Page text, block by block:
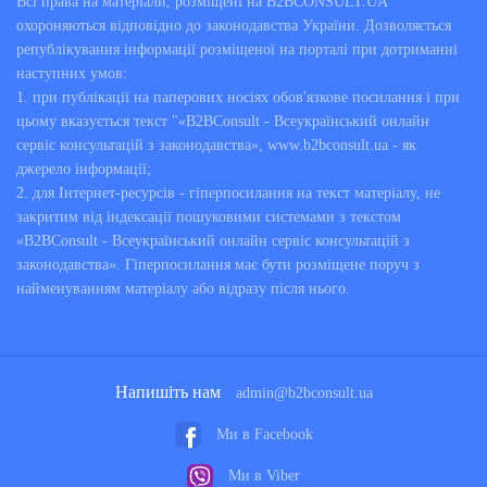
закону, звільняють від необхідності на час або назовсім
надходити в армію.
Дії військового юриста спрямовані на те, щоб законним
шляхом якомога швидше, вирішити всі спірні питання
призову або відстрочки.
Юридичні послуги військового адвоката необхідні в таких
випадках:
Коли призовник отримав повістку з військкомату,
але з якихось причин не може нести службу в армії.
В цьому випадку юрист може підказати правильний
порядок дій і проконсультувати з інших питань,
щодо ситуації.
чином можна домогтися законної відстрочки і
Коли є необхідність у постановці на облік у
Медичне обстеження, в ході якого не враховуються
багато захворювань, які в подальшому при сильному
фізичному навантаженні, недостатньому харчуванні,
охороняються відповідно до законодавства України. Дозволяється
републікування інформації розміщеної на порталі при дотриманні
наступних умов:
1. при публікації на паперових носіях обов'язкове посилання і при
цьому вказується текст "«B2BConsult - Всеукраїнський онлайн
сервіс консультацій з законодавства», www.b2bconsult.ua - як
джерело інформації;
2. для Інтернет-ресурсів - гіперпосилання на текст матеріалу, не
закритим від індексації пошуковими системами з текстом
«B2BConsult - Всеукраїнський онлайн сервіс консультацій з
законодавства». Гіперпосилання має бути розміщене поруч з
найменуванням матеріалу або відразу після нього.
Напишіть нам admin@b2bconsult.ua
Ми в Facebook
Ми в Viber